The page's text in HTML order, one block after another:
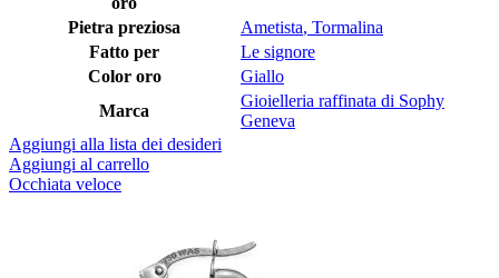
Pietra preziosa Ametista, Tormalina
Fatto per
Le signore
Color oro
Giallo
Marca
Gioielleria raffinata di Sophy
Geneva
Aggiungi alla lista dei desideri
Aggiungi al carrello
Occhiata veloce